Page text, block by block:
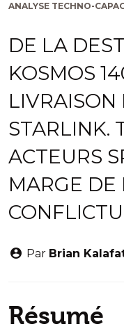
ANALYSE TECHNO-
DE LA
KOSMOS
LIVRAISON
STARLINK.
ACTEURS
MARGE DE
Par Brian
Résumé